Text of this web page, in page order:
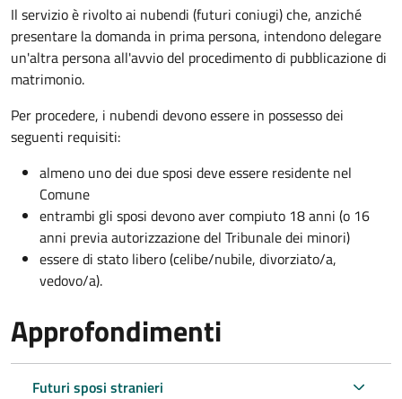
Il servizio è rivolto ai nubendi (futuri coniugi) che, anziché
presentare la domanda in prima persona, intendono delegare
un'altra persona all'avvio del procedimento di pubblicazione di
matrimonio.
Per procedere, i nubendi devono essere in possesso dei
seguenti requisiti:
almeno uno dei due sposi deve essere residente nel
Comune
entrambi gli sposi devono aver compiuto 18 anni (o 16
anni previa autorizzazione del Tribunale dei minori)
essere di stato libero (celibe/nubile, divorziato/a,
vedovo/a).
Approfondimenti
Futuri sposi stranieri